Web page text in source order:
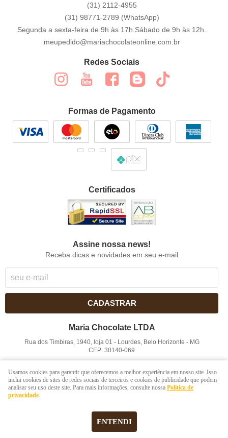
(31) 2112-4955
(31) 98771-2789 (WhatsApp)
Segunda a sexta-feira de 9h às 17h.Sábado de 9h às 12h.
meupedido@mariachocolateonline.com.br
Redes Sociais
Formas de Pagamento
Certificados
Assine nossa news!
Receba dicas e novidades em seu e-mail
CADASTRAR
Maria Chocolate LTDA
Rua dos Timbiras, 1940, loja 01 - Lourdes, Belo Horizonte - MG
CEP: 30140-069
LOJA VIRTUAL CRIADA POR
Usamos cookies para garantir que oferecemos a melhor experiência em nosso site. Isso
inclui cookies de sites de redes sociais de terceiros e cookies de publicidade que podem
analisar seu uso deste site. Para mais informações, consulte nossa Política de
privacidade.
ENTENDI